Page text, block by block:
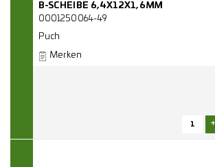
B-SCHEIBE 6,4X12X1,6MM
0001250064-49
Puch
Merken
+